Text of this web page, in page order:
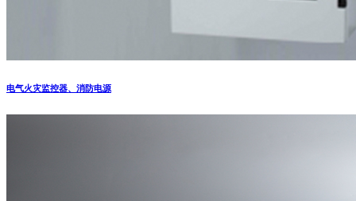
电气火灾监控器、消防电源